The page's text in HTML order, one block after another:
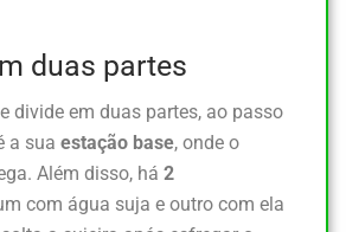
duas partes
divide em duas partes, ao passo
a sua estação base, onde o
Além disso, há 2
com água suja e outro com ela